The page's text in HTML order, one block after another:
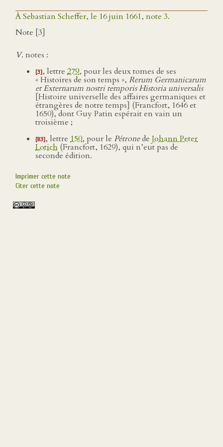
À Sebastian Scheffer, le 16 juin 1661, note 3.
Note [3]
V. notes :
[3], lettre 279, pour les deux tomes de ses
« Histoires de son temps », Rerum Germanicarum
et Externarum nostri temporis Historia universalis
[Histoire universelle des affaires germaniques et
étrangères de notre temps] (Francfort, 1646 et
1650), dont Guy Patin espérait en vain un
troisième ;
[83], lettre 150, pour le Pétronede Johann Peter
Lotich (Francfort, 1629), qui n’eut pas de
seconde édition.
Imprimer cette note
Citer cette note